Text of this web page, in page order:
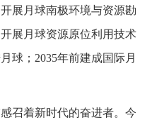
展月球南极环境与资源勘
展月球资源原位利用技术
球；2035年前建成国际月
召着新时代的奋进者。今